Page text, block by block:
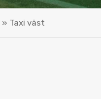
» Taxi väst